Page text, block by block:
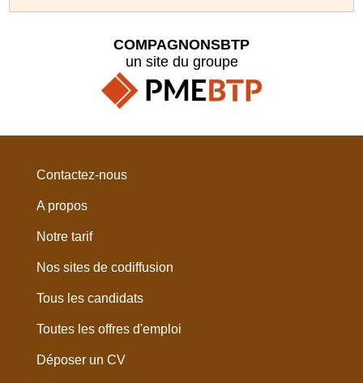
COMPAGNONSBTP
un site du groupe
Contactez-nous
A propos
Notre tarif
Nos sites de codiffusion
Tous les candidats
Toutes les offres d'emploi
Déposer un CV